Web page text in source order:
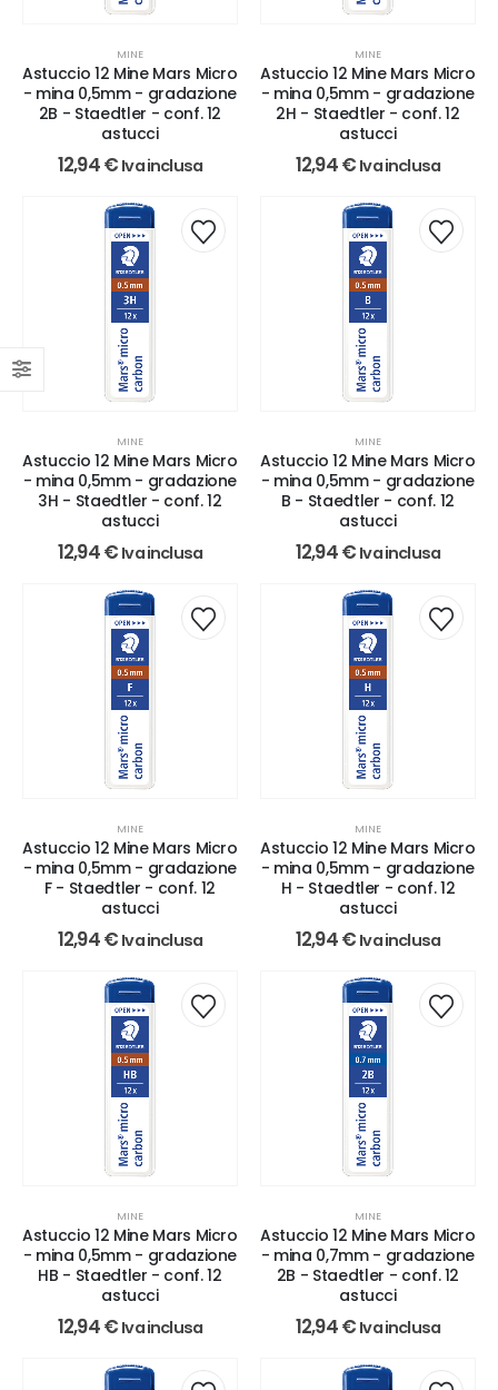
MINE
Astuccio 12 Mine Mars Micro
- mina 0,5mm - gradazione
2B - Staedtler - conf. 12
astucci
12,94€ Iva inclusa
MINE
Astuccio 12 Mine Mars Micro
- mina 0,5mm - gradazione
2H - Staedtler - conf. 12
astucci
12,94€ Iva inclusa
MINE
Astuccio 12 Mine Mars Micro
- mina 0,5mm - gradazione
3H - Staedtler - conf. 12
astucci
12,94€ Iva inclusa
MINE
Astuccio 12 Mine Mars Micro
- mina 0,5mm - gradazione
B - Staedtler - conf. 12
astucci
12,94€ Iva inclusa
MINE
Astuccio 12 Mine Mars Micro
- mina 0,5mm - gradazione
F - Staedtler - conf. 12
astucci
12,94€ Iva inclusa
MINE
Astuccio 12 Mine Mars Micro
- mina 0,5mm - gradazione
H - Staedtler - conf. 12
astucci
12,94€ Iva inclusa
MINE
Astuccio 12 Mine Mars Micro
- mina 0,5mm - gradazione
HB - Staedtler - conf. 12
astucci
12,94€ Iva inclusa
MINE
Astuccio 12 Mine Mars Micro
- mina 0,7mm - gradazione
2B - Staedtler - conf. 12
astucci
12,94€ Iva inclusa